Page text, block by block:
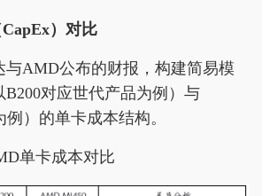
）对比
与AMD公布的财报，构建简易模
对应世代产品为例）与
）的单卡成本结构。
单卡成本对比